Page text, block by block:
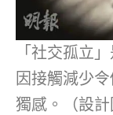
「社交孤立
因接觸減少
獨感。（設